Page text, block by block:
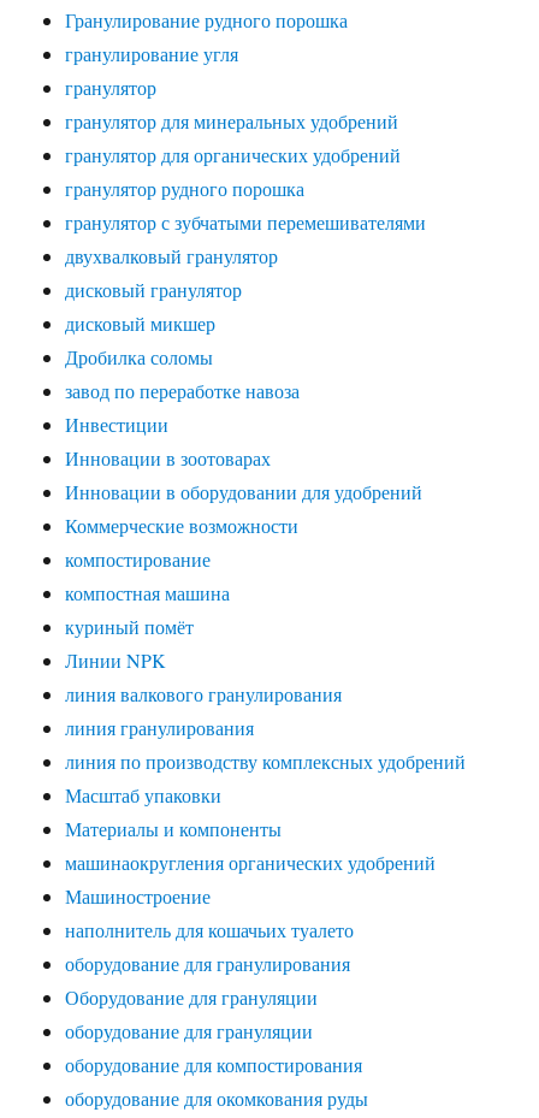
Гранулирование рудного порошка
гранулирование угля
гранулятор
гранулятор для минеральных удобрений
гранулятор для органических удобрений
гранулятор рудного порошка
гранулятор с зубчатыми перемешивателями
двухвалковый гранулятор
дисковый гранулятор
дисковый микшер
Дробилка соломы
завод по переработке навоза
Инвестиции
Инновации в зоотоварах
Инновации в оборудовании для удобрений
Коммерческие возможности
компостирование
компостная машина
куриный помёт
Линии NPK
линия валкового гранулирования
линия гранулирования
линия по производству комплексных удобрений
Масштаб упаковки
Материалы и компоненты
машинаокругления органических удобрений
Машиностроение
наполнитель для кошачьих туалето
оборудование для гранулирования
Оборудование для грануляции
оборудование для грануляции
оборудование для компостирования
оборудование для окомкования руды